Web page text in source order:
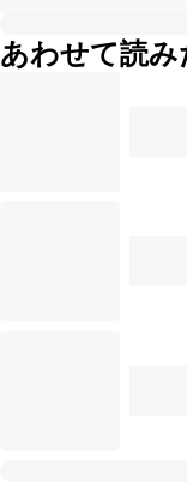
あわせて読み